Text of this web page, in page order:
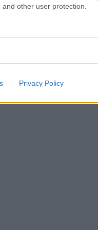
other user protection.
Privacy Policy